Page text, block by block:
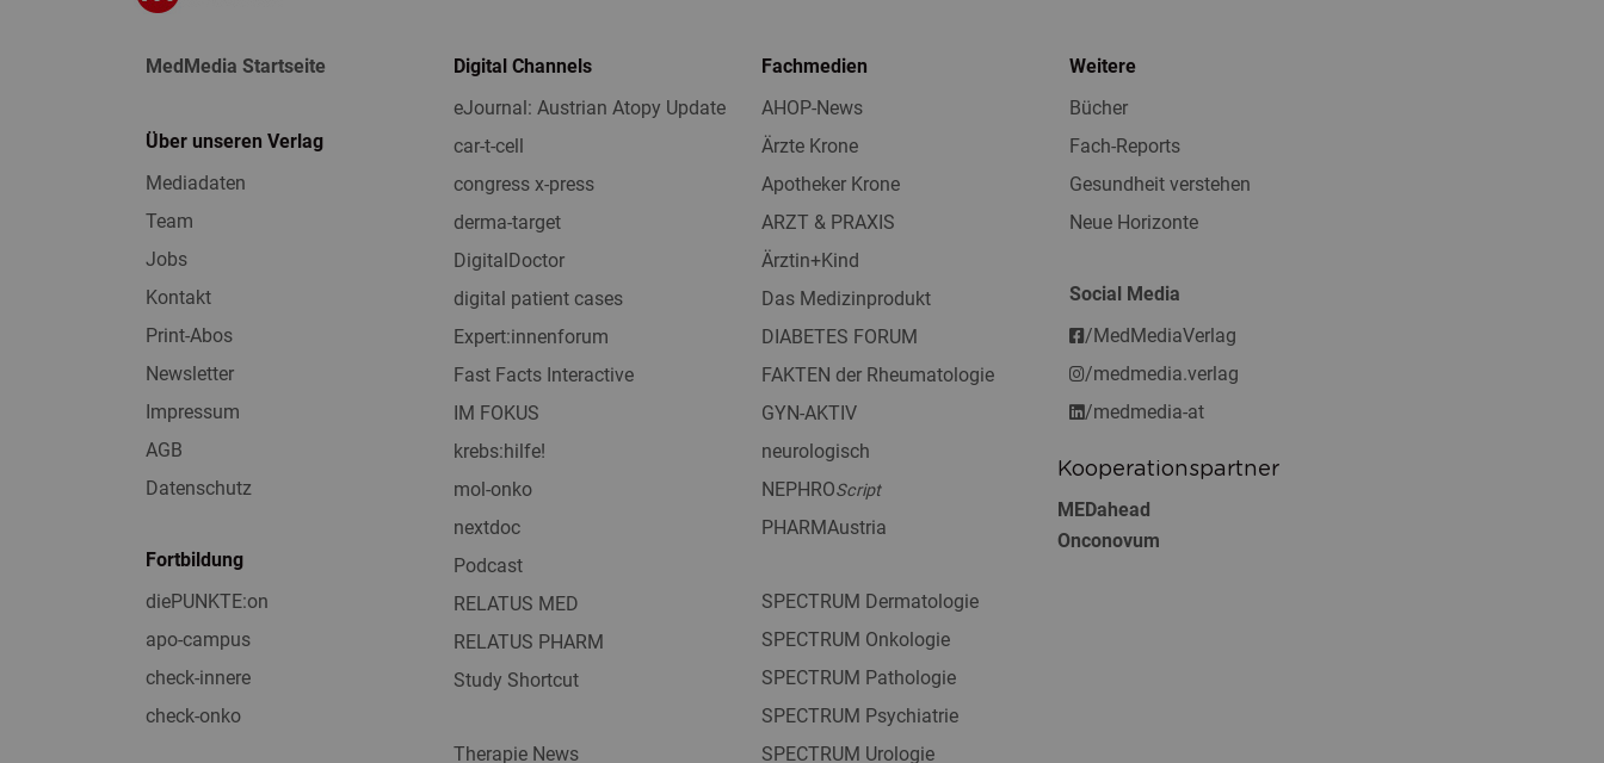
MedMedia Startseite
Über unseren Verlag
Mediadaten
Team
Jobs
Kontakt
Print-Abos
Newsletter
Impressum
AGB
Datenschutz
Fortbildung
diePUNKTE:on
apo-campus
check-innere
check-onko
Digital Channels
eJournal: Austrian Atopy Update
car-t-cell
congress x-press
derma-target
DigitalDoctor
digital patient cases
Expert:innenforum
Fast Facts Interactive
IM FOKUS
krebs:hilfe!
mol-onko
nextdoc
Podcast
RELATUS MED
RELATUS PHARM
Study Shortcut
Therapie News
Fachmedien
AHOP-News
Ärzte Krone
Apotheker Krone
ARZT & PRAXIS
Ärztin+Kind
Das Medizinprodukt
DIABETES FORUM
FAKTEN der Rheumatologie
GYN-AKTIV
neurologisch
NEPHROScript
PHARMAustria
SPECTRUM Dermatologie
SPECTRUM Onkologie
SPECTRUM Pathologie
SPECTRUM Psychiatrie
SPECTRUM Urologie
Weitere
Bücher
Fach-Reports
Gesundheit verstehen
Neue Horizonte
Social Media
/MedMediaVerlag
/medmedia.verlag
/medmedia-at
Kooperationspartner
MEDahead
Onconovum